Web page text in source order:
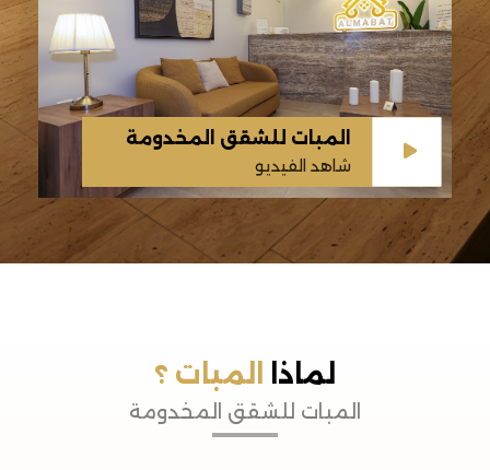
المبات للشقق المخدومة
شاهد الفيديو
لماذا المبات ؟
المبات للشقق المخدومة